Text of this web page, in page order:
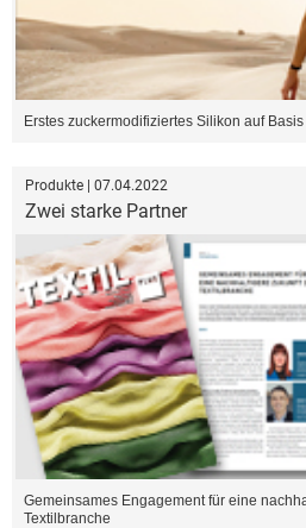
Erstes zuckermodifiziertes Silikon auf
Produkte | 07.04.2022
Zwei starke Partner
Gemeinsames Engagement für eine
Textilbranche